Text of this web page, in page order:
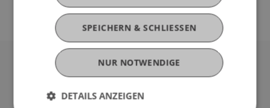
Universität Liechtenstein
9490 Vaduz
SPEICHERN & SCHLIESSEN
NUR NOTWENDIGE
DETAILS ANZEIGEN